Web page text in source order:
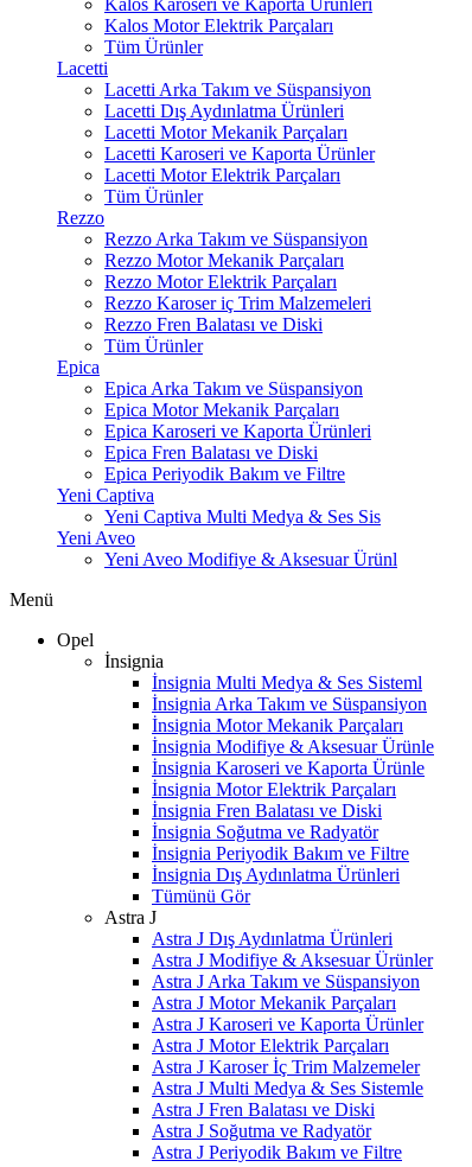
Kalos Karoseri ve Kaporta Ürünleri
Kalos Motor Elektrik Parçaları
Tüm Ürünler
Lacetti
Lacetti Arka Takım ve Süspansiyon
Lacetti Dış Aydınlatma Ürünleri
Lacetti Motor Mekanik Parçaları
Lacetti Karoseri ve Kaporta Ürünler
Lacetti Motor Elektrik Parçaları
Tüm Ürünler
Rezzo
Rezzo Arka Takım ve Süspansiyon
Rezzo Motor Mekanik Parçaları
Rezzo Motor Elektrik Parçaları
Rezzo Karoser iç Trim Malzemeleri
Rezzo Fren Balatası ve Diski
Tüm Ürünler
Epica
Epica Arka Takım ve Süspansiyon
Epica Motor Mekanik Parçaları
Epica Karoseri ve Kaporta Ürünleri
Epica Fren Balatası ve Diski
Epica Periyodik Bakım ve Filtre
Yeni Captiva
Yeni Captiva Multi Medya & Ses Sis
Yeni Aveo
Yeni Aveo Modifiye & Aksesuar Ürünl
Menü
Opel
İnsignia
İnsignia Multi Medya & Ses Sisteml
İnsignia Arka Takım ve Süspansiyon
İnsignia Motor Mekanik Parçaları
İnsignia Modifiye & Aksesuar Ürünle
İnsignia Karoseri ve Kaporta Ürünle
İnsignia Motor Elektrik Parçaları
İnsignia Fren Balatası ve Diski
İnsignia Soğutma ve Radyatör
İnsignia Periyodik Bakım ve Filtre
İnsignia Dış Aydınlatma Ürünleri
Tümünü Gör
Astra J
Astra J Dış Aydınlatma Ürünleri
Astra J Modifiye & Aksesuar Ürünler
Astra J Arka Takım ve Süspansiyon
Astra J Motor Mekanik Parçaları
Astra J Karoseri ve Kaporta Ürünler
Astra J Motor Elektrik Parçaları
Astra J Karoser İç Trim Malzemeler
Astra J Multi Medya & Ses Sistemle
Astra J Fren Balatası ve Diski
Astra J Soğutma ve Radyatör
Astra J Periyodik Bakım ve Filtre